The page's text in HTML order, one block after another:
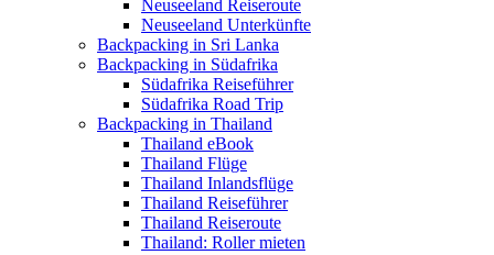
Neuseeland Reiseroute
Neuseeland Unterkünfte
Backpacking in Sri Lanka
Backpacking in Südafrika
Südafrika Reiseführer
Südafrika Road Trip
Backpacking in Thailand
Thailand eBook
Thailand Flüge
Thailand Inlandsflüge
Thailand Reiseführer
Thailand Reiseroute
Thailand: Roller mieten